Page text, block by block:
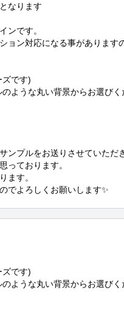
なります
ンです。
ョン対応になる事があります
です)
ような丸い背景からお選び
ンプルをお送りさせていただ
っております。
ます。
でよろしくお願いします✨
です)
ような丸い背景からお選び